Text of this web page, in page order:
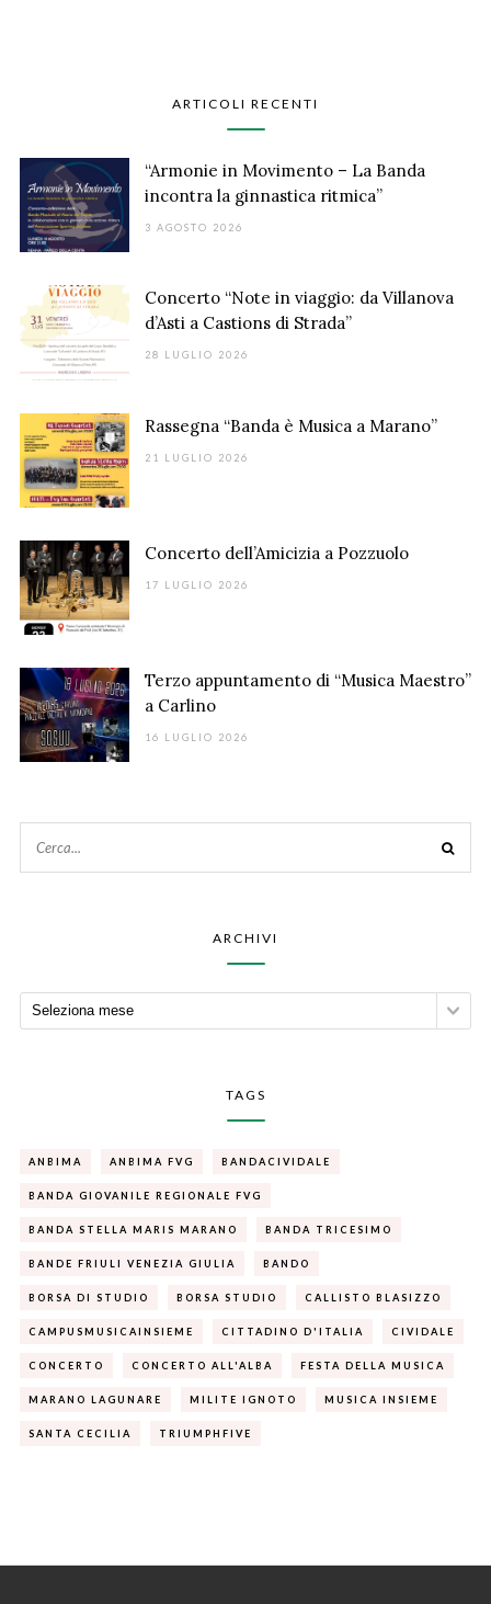
ARTICOLI RECENTI
“Armonie in Movimento – La Banda
incontra la ginnastica ritmica”
3 AGOSTO 2026
Concerto “Note in viaggio: da Villanova
d’Asti a Castions di Strada”
28 LUGLIO 2026
Rassegna “Banda è Musica a Marano”
21 LUGLIO 2026
Concerto dell’Amicizia a Pozzuolo
17 LUGLIO 2026
Terzo appuntamento di “Musica Maestro”
a Carlino
16 LUGLIO 2026
ARCHIVI
TAGS
ANBIMA ANBIMA FVG BANDACIVIDALE
BANDA GIOVANILE REGIONALE FVG
BANDA STELLA MARIS MARANO BANDA TRICESIMO
BANDE FRIULI VENEZIA GIULIA BANDO
BORSA DI STUDIO BORSA STUDIO CALLISTO BLASIZZO
CAMPUSMUSICAINSIEME CITTADINO D'ITALIA CIVIDALE
CONCERTO CONCERTO ALL'ALBA FESTA DELLA MUSICA
MARANO LAGUNARE MILITE IGNOTO MUSICA INSIEME
SANTA CECILIA TRIUMPHFIVE